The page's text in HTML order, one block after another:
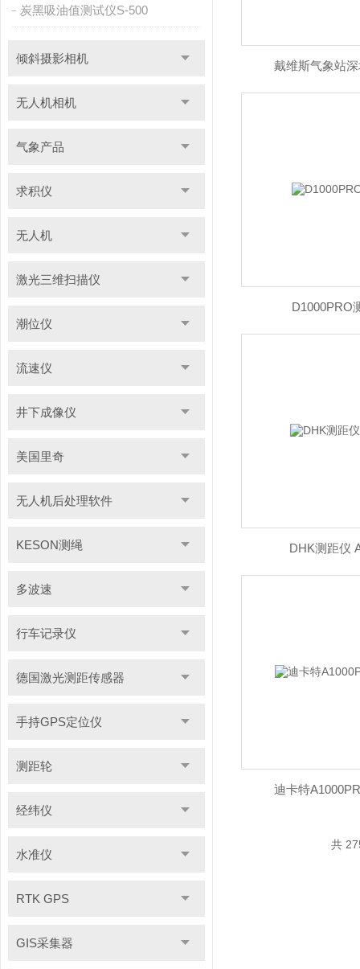
炭黑吸油值测试仪S-500
倾斜摄影相机
无人机相机
气象产品
求积仪
无人机
激光三维扫描仪
潮位仪
流速仪
井下成像仪
美国里奇
无人机后处理软件
KESON测绳
多波速
行车记录仪
德国激光测距传感器
手持GPS定位仪
测距轮
经纬仪
水准仪
RTK GPS
GIS采集器
戴维斯气象站
D1000PRO
DHK测距仪
迪卡特
共